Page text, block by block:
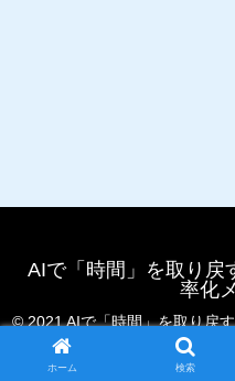
AIで「時間」を取り戻
率化
© 2021 AIで「時間」を取り戻
ホーム 検索